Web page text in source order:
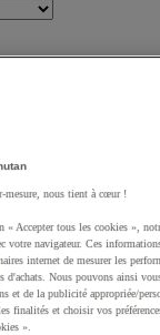
mesure, nous tient à cœur !
« Accepter tous les cookies »,
votre navigateur. Ces
internet de mesurer les
d'achats. Nous pouvons ainsi
et de la publicité appropriée/
finalités et choisir vos
».